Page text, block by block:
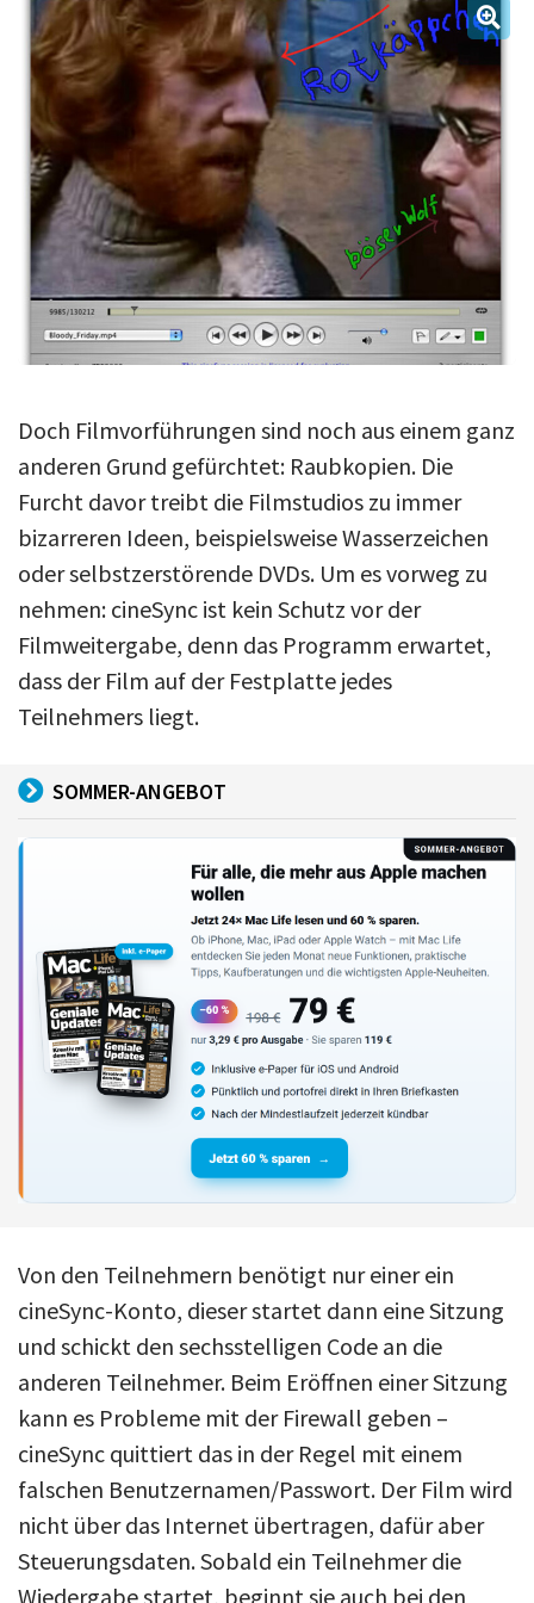
Podcast
Mac Life+
Anmelden
Doch Filmvorführungen sind noch aus einem ganz
anderen Grund gefürchtet: Raubkopien. Die
Furcht davor treibt die Filmstudios zu immer
bizarreren Ideen, beispielsweise Wasserzeichen
oder selbstzerstörende DVDs. Um es vorweg zu
nehmen: cineSync ist kein Schutz vor der
Filmweitergabe, denn das Programm erwartet,
dass der Film auf der Festplatte jedes
Teilnehmers liegt.
SOMMER-ANGEBOT
Von den Teilnehmern benötigt nur einer ein
cineSync-Konto, dieser startet dann eine Sitzung
und schickt den sechsstelligen Code an die
anderen Teilnehmer. Beim Eröffnen einer Sitzung
kann es Probleme mit der Firewall geben –
cineSync quittiert das in der Regel mit einem
falschen Benutzernamen/Passwort. Der Film wird
nicht über das Internet übertragen, dafür aber
Steuerungsdaten. Sobald ein Teilnehmer die
Wiedergabe startet, beginnt sie auch bei den